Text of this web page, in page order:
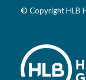
© Copyright HLB